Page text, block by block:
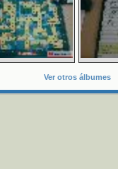
Ver otros álbumes